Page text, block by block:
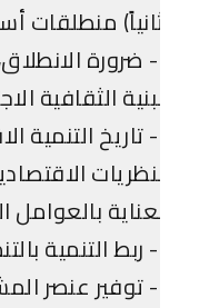
منطلقات
1- ضرورة الانطلاق،
الثقافية
2- تاريخ التنمية
الاقتصادية
بالعوامل
4- توفير عنصر